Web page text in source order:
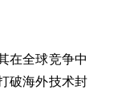
在全球竞争中
破海外技术封